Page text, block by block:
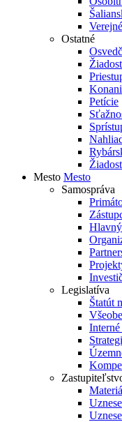
Ostatné
Petície
Mesto Mesto
Samospráva
Legislatíva
Štatút
Interné